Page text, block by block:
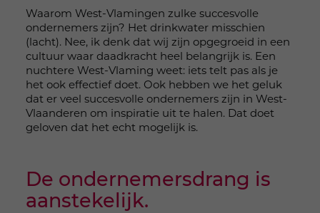
Waarom West-Vlamingen zulke succesvolle
ondernemers zijn? Het drinkwater misschien
(lacht). Nee, ik denk dat wij zijn opgegroeid in een
cultuur waar daadkracht heel belangrijk is. Een
nuchtere West-Vlaming weet: iets telt pas als je
het ook effectief doet. Ook hebben we het geluk
dat er veel succesvolle ondernemers zijn in West-
Vlaanderen om inspiratie uit te halen. Dat doet
geloven dat het echt mogelijk is.
De ondernemersdrang is
aanstekelijk.